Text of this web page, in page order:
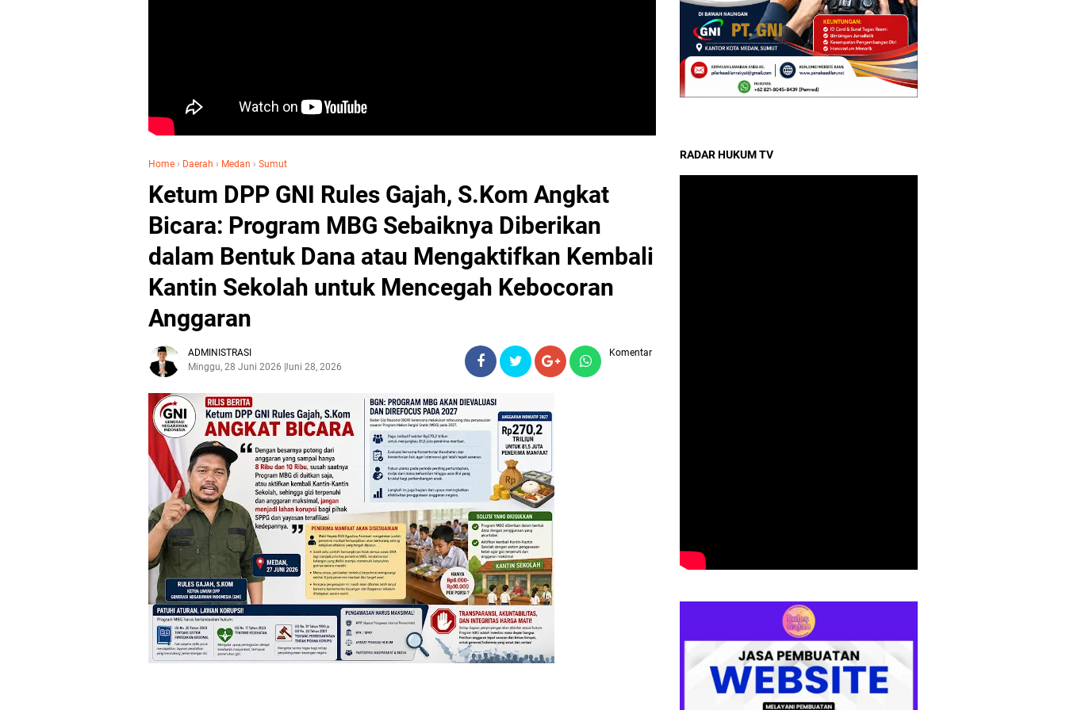
Home › Daerah › Medan › Sumut
Ketum DPP GNI Rules Gajah, S.Kom Angkat
Bicara: Program MBG Sebaiknya Diberikan
dalam Bentuk Dana atau Mengaktifkan Kembali
Kantin Sekolah untuk Mencegah Kebocoran
Anggaran
ADMINISTRASI
Minggu, 28 Juni 2026 Juni 28, 2026
Komentar
RADAR HUKUM TV